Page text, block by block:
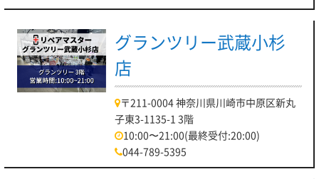
グランツリー武蔵小杉
店
〒211-0004 神奈川県川崎市中原区新丸
子東3-1135-1 3階
10:00〜21:00(最終受付:20:00)
044-789-5395